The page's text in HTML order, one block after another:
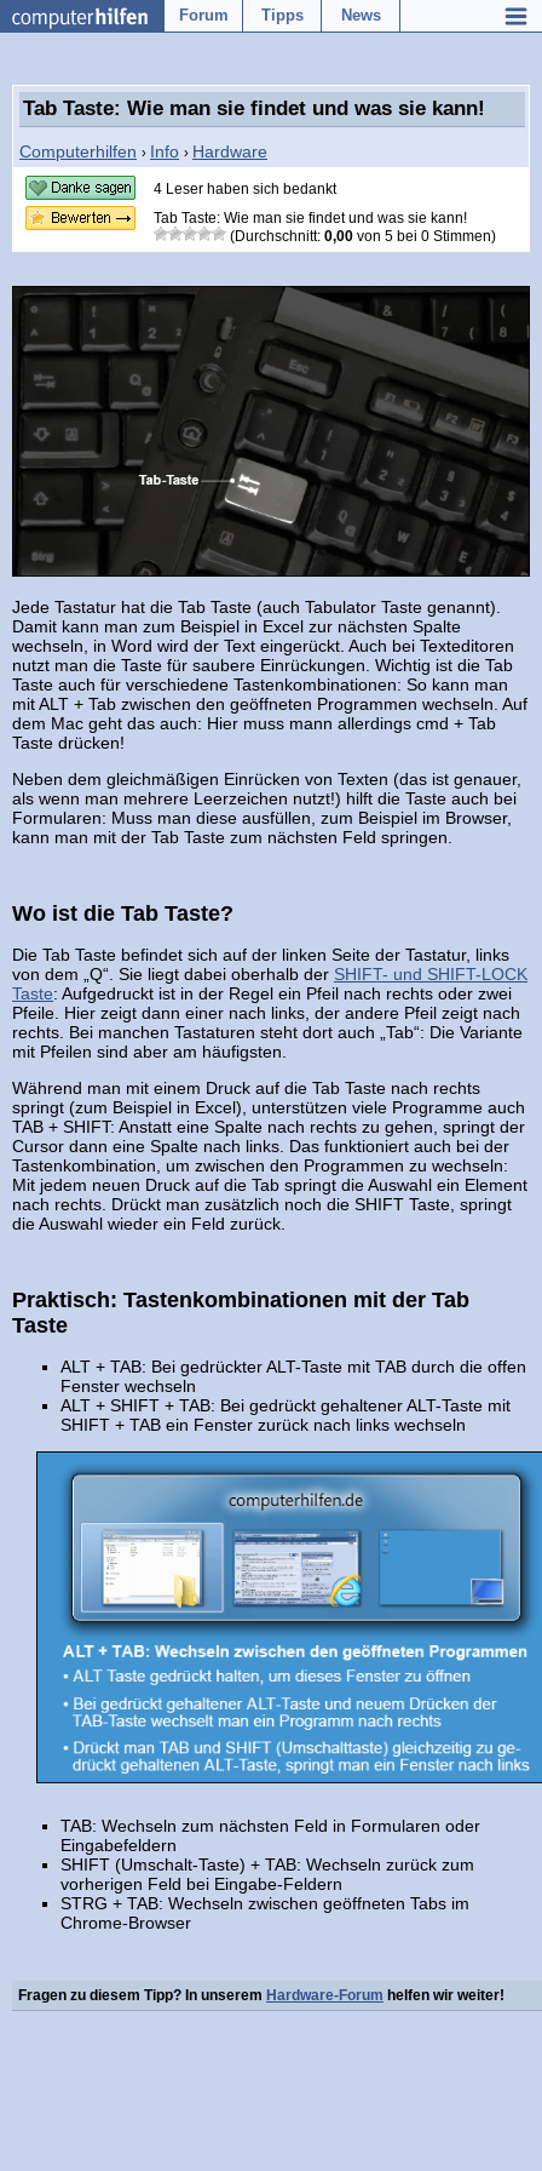
Forum Tipps News
Tab Taste: Wie man sie findet und was sie kann!
Computerhilfen › Info › Hardware
4 Leser haben sich bedankt
Tab Taste: Wie man sie findet und was sie kann!
(Durchschnitt: 0,00 von 5 bei 0 Stimmen)
Jede Tastatur hat die Tab Taste (auch Tabulator Taste genannt).
Damit kann man zum Beispiel in Excel zur nächsten Spalte
wechseln, in Word wird der Text eingerückt. Auch bei Texteditoren
nutzt man die Taste für saubere Einrückungen. Wichtig ist die Tab
Taste auch für verschiedene Tastenkombinationen: So kann man
mit ALT + Tab zwischen den geöffneten Programmen wechseln. Auf
dem Mac geht das auch: Hier muss mann allerdings cmd + Tab
Taste drücken!
Neben dem gleichmäßigen Einrücken von Texten (das ist genauer,
als wenn man mehrere Leerzeichen nutzt!) hilft die Taste auch bei
Formularen: Muss man diese ausfüllen, zum Beispiel im Browser,
kann man mit der Tab Taste zum nächsten Feld springen.
Wo ist die Tab Taste?
Die Tab Taste befindet sich auf der linken Seite der Tastatur, links
von dem „Q“. Sie liegt dabei oberhalb der SHIFT- und SHIFT-LOCK
Taste: Aufgedruckt ist in der Regel ein Pfeil nach rechts oder zwei
Pfeile. Hier zeigt dann einer nach links, der andere Pfeil zeigt nach
rechts. Bei manchen Tastaturen steht dort auch „Tab“: Die Variante
mit Pfeilen sind aber am häufigsten.
Während man mit einem Druck auf die Tab Taste nach rechts
springt (zum Beispiel in Excel), unterstützen viele Programme auch
TAB + SHIFT: Anstatt eine Spalte nach rechts zu gehen, springt der
Cursor dann eine Spalte nach links. Das funktioniert auch bei der
Tastenkombination, um zwischen den Programmen zu wechseln:
Mit jedem neuen Druck auf die Tab springt die Auswahl ein Element
nach rechts. Drückt man zusätzlich noch die SHIFT Taste, springt
die Auswahl wieder ein Feld zurück.
Praktisch: Tastenkombinationen mit der Tab
Taste
ALT + TAB: Bei gedrückter ALT-Taste mit TAB durch die offen
Fenster wechseln
ALT + SHIFT + TAB: Bei gedrückt gehaltener ALT-Taste mit
SHIFT + TAB ein Fenster zurück nach links wechseln
TAB: Wechseln zum nächsten Feld in Formularen oder
Eingabefeldern
SHIFT (Umschalt-Taste) + TAB: Wechseln zurück zum
vorherigen Feld bei Eingabe-Feldern
STRG + TAB: Wechseln zwischen geöffneten Tabs im
Chrome-Browser
Fragen zu diesem Tipp? In unserem Hardware-Forum helfen wir weiter!